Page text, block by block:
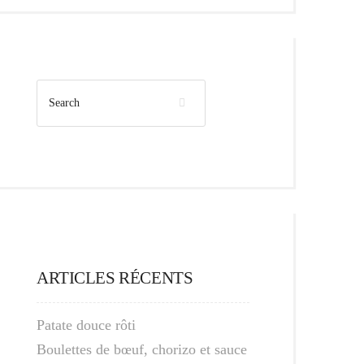
ARTICLES RÉCENTS
Patate douce rôti
Boulettes de bœuf, chorizo et sauce